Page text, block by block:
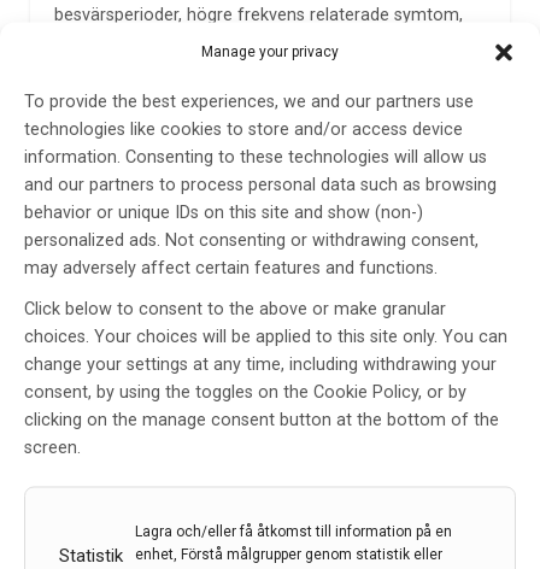
Manage your privacy
To provide the best experiences, we and our partners use
technologies like cookies to store and/or access device
information. Consenting to these technologies will allow us
and our partners to process personal data such as browsing
behavior or unique IDs on this site and show (non-)
personalized ads. Not consenting or withdrawing consent,
may adversely affect certain features and functions.
Click below to consent to the above or make granular
choices. Your choices will be applied to this site only. You can
change your settings at any time, including withdrawing your
consent, by using the toggles on the Cookie Policy, or by
clicking on the manage consent button at the bottom of the
screen.
Statistik
Lagra och/eller få åtkomst till information på en
enhet, Förstå målgrupper genom statistik eller
besvärsperioder, högre frekvens relaterade symtom,
använder mer förebyggande mediciner…
Karolinska Institutet grundar världens första